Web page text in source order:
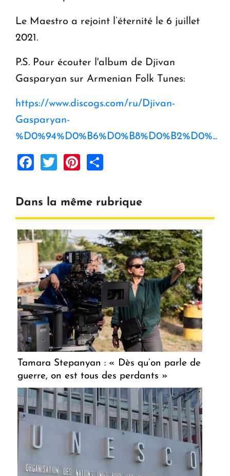
Le Maestro a rejoint l’éternité le 6 juillet
2021.
P.S. Pour écouter l'album de Djivan
Gasparyan sur Armenian Folk Tunes:
https://www.discogs.com/ru/Djivan-
Gasparyan-
%D0%94%D0%B6%D0%B8%D0%B2%D0%...
Facebook
TwitterPinterest
Dans la même rubrique
Tamara Stepanyan : « Dès qu’on parle de
guerre, on est tous des perdants »